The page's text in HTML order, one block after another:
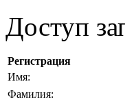
Доступ
Регистрация
Имя:
Фамилия: